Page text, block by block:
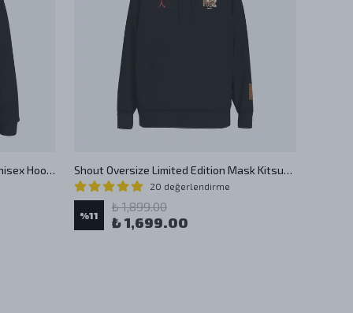
Oversize Get Stoned Oldschool Unisex Hoodie Shout Oversize Limited Edition Mask Kitsune Unisex Hoodie
20 değerlendirme
%11
₺ 1,899.00
₺ 1,699.00